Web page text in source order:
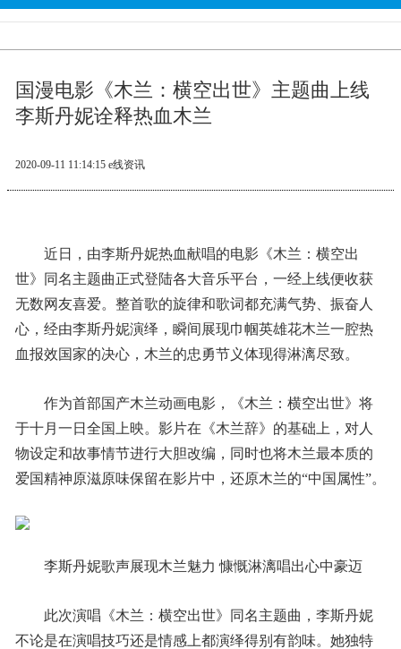
国漫电影《木兰：横空出世》主题曲上线
李斯丹妮诠释热血木兰
2020-09-11 11:14:15 e线资讯
近日，由李斯丹妮热血献唱的电影《木兰：横空出
世》同名主题曲正式登陆各大音乐平台，一经上线便收获
无数网友喜爱。整首歌的旋律和歌词都充满气势、振奋人
心，经由李斯丹妮演绎，瞬间展现巾帼英雄花木兰一腔热
血报效国家的决心，木兰的忠勇节义体现得淋漓尽致。
作为首部国产木兰动画电影，《木兰：横空出世》将
于十月一日全国上映。影片在《木兰辞》的基础上，对人
物设定和故事情节进行大胆改编，同时也将木兰最本质的
爱国精神原滋原味保留在影片中，还原木兰的“中国属性”。
李斯丹妮歌声展现木兰魅力 慷慨淋漓唱出心中豪迈
此次演唱《木兰：横空出世》同名主题曲，李斯丹妮
不论是在演唱技巧还是情感上都演绎得别有韵味。她独特